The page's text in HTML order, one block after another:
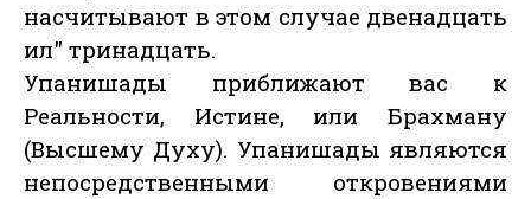
насчитывают в этом случае двенадцать
ил" тринадцать.
Упанишады приближают вас к
Реальности, Истине, или Брахману
(Высшему Духу). Упанишады являются
непосредственными откровениями